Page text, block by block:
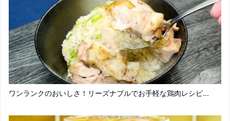
ワンランクのおいしさ！リーズナブルでお手軽な鶏肉レシピ...